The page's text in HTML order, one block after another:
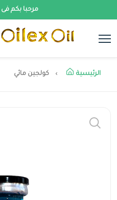
مرحبا بكم فى
الرئيسية كولجين مائي